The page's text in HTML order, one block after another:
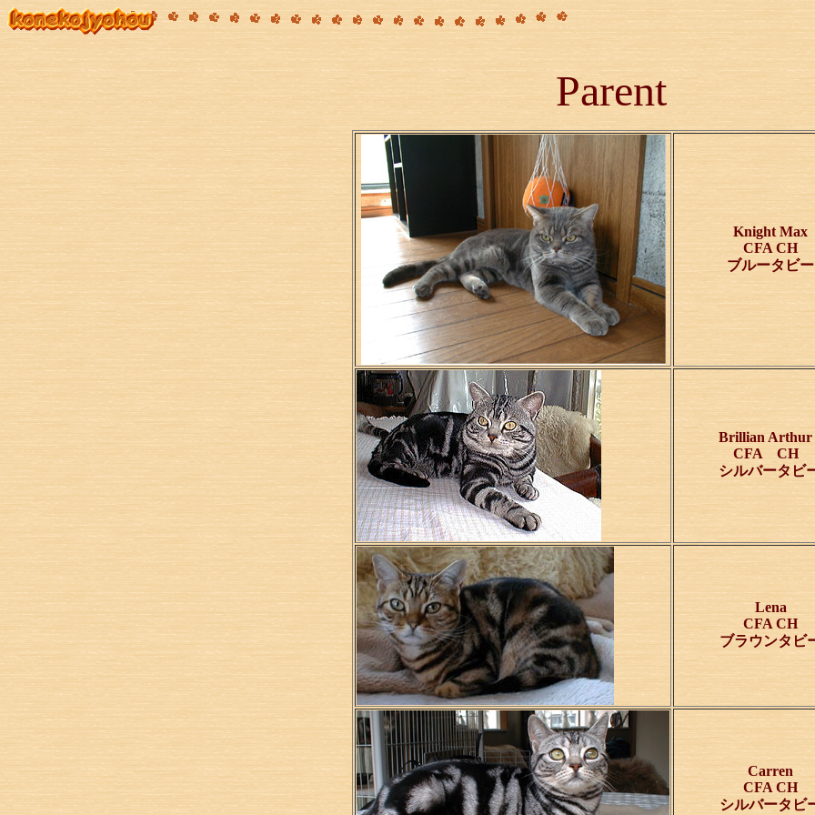
Parent
Knight
CFA CH
ブルータビー
Brillian Arthur
CFA CH
シルバータビ
Lena
CFA CH
ブラウンタビ
Carren
CFA CH
シルバータビ